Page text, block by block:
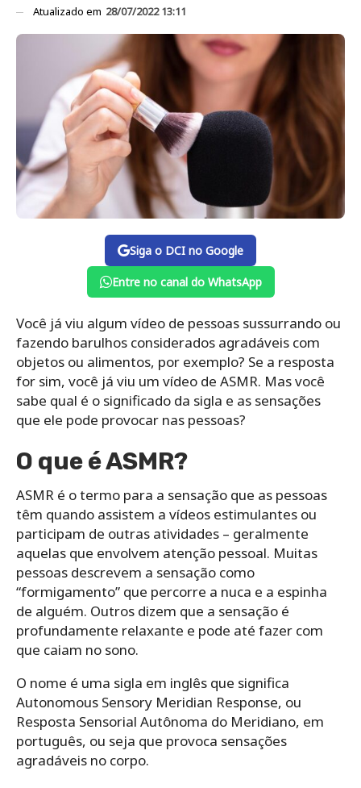
Atualizado em 28/07/2022 13:11
Siga o DCI no Google
Entre no canal do WhatsApp
Você já viu algum vídeo de pessoas sussurrando ou
fazendo barulhos considerados agradáveis com
objetos ou alimentos, por exemplo? Se a resposta
for sim, você já viu um vídeo de ASMR. Mas você
sabe qual é o significado da sigla e as sensações
que ele pode provocar nas pessoas?
O que é ASMR?
ASMR é o termo para a sensação que as pessoas
têm quando assistem a vídeos estimulantes ou
participam de outras atividades – geralmente
aquelas que envolvem atenção pessoal. Muitas
pessoas descrevem a sensação como
“formigamento” que percorre a nuca e a espinha
de alguém. Outros dizem que a sensação é
profundamente relaxante e pode até fazer com
que caiam no sono.
O nome é uma sigla em inglês que significa
Autonomous Sensory Meridian Response, ou
Resposta Sensorial Autônoma do Meridiano, em
português, ou seja que provoca sensações
agradáveis no corpo.